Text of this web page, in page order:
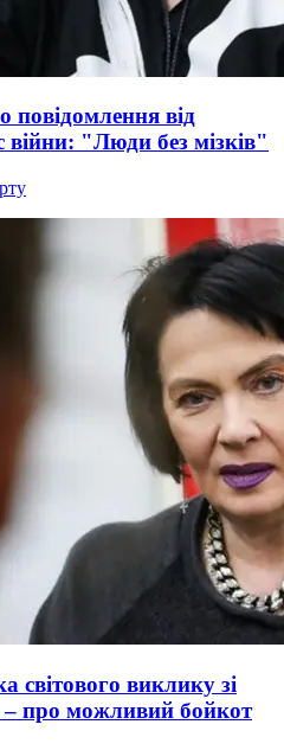
повідомлення від
війни: "Люди без мізків"
світового виклику зі
– про можливий бойкот